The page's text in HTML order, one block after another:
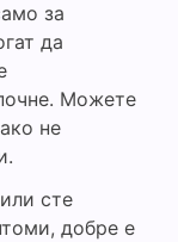
за
да
Можете
не
сте
добре е